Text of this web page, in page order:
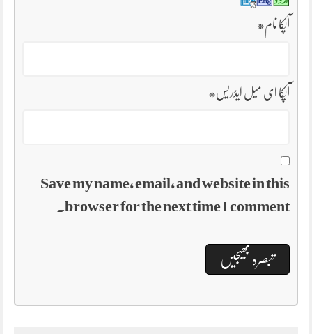
آپکا نام*
آپکا ای میل ایڈریس*
Save my name, email, and website in this
browser for the next time I comment.